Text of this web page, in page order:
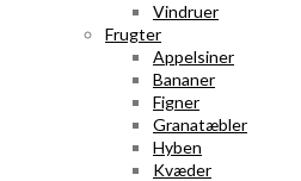
Vindruer
Frugter
Appelsiner
Bananer
Figner
Granatæbler
Hyben
Kvæder